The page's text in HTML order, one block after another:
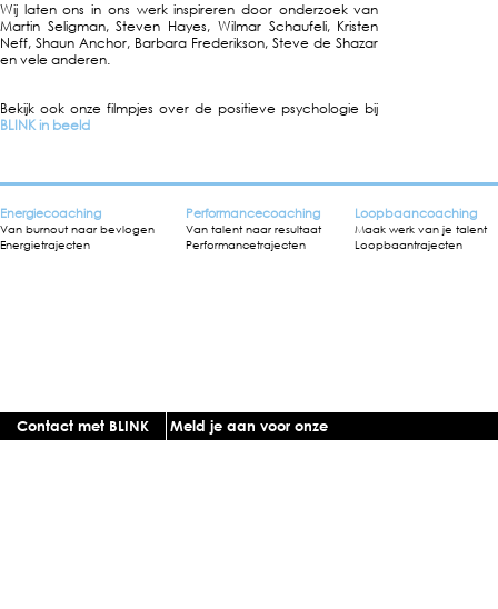
Wij laten ons in ons werk inspireren door onderzoek van
Martin Seligman, Steven Hayes, Wilmar Schaufeli, Kristen
Neff, Shaun Anchor, Barbara Frederikson, Steve de Shazar
en vele anderen.
Bekijk ook onze filmpjes over de positieve psychologie bij
BLINK in beeld
Energiecoaching
Van burnout naar bevlogen
Energietrajecten
Performancecoaching
Van talent naar resultaat
Performancetrajecten
Loopbaancoaching
Maak werk van je talent
Loopbaantrajecten
Contact met BLINK
Meld je aan voor onze